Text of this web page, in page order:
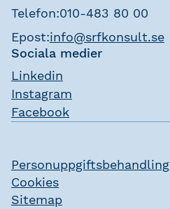
Telefon:010-483 80 00
Epost:info@srfkonsult.se
Sociala medier
Linkedin
Instagram
Facebook
Personuppgiftsbehandling
Cookies
Sitemap